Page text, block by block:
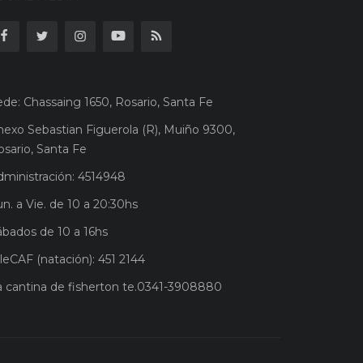
Chassaing 1650, Rosario, Santa Fe
Sebastian Figuerola (R), Muiño 9300,
Santa Fe
4514948
a Vie. de 10 a 20:30hs
de 10 a 16hs
(natación): 451 2144
cantina de fisherton te.0341-3908880